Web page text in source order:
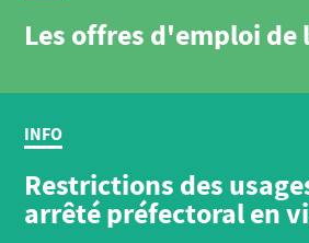
Les offres d'emploi de
INFO
Restrictions des
arrêté préfectoral en